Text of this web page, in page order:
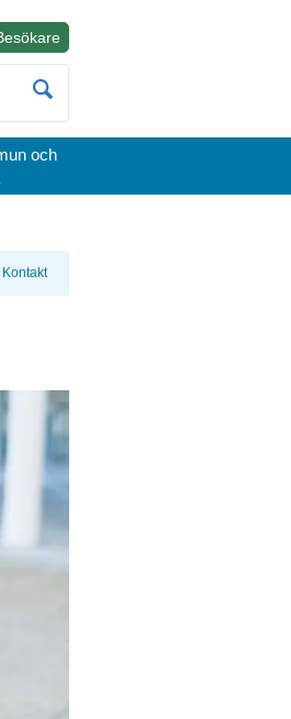
Öppnas i nytt fönster.
och
Kontakt